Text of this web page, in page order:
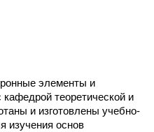
элементы и
теоретической и
и изготовлены учебно-
изучения основ